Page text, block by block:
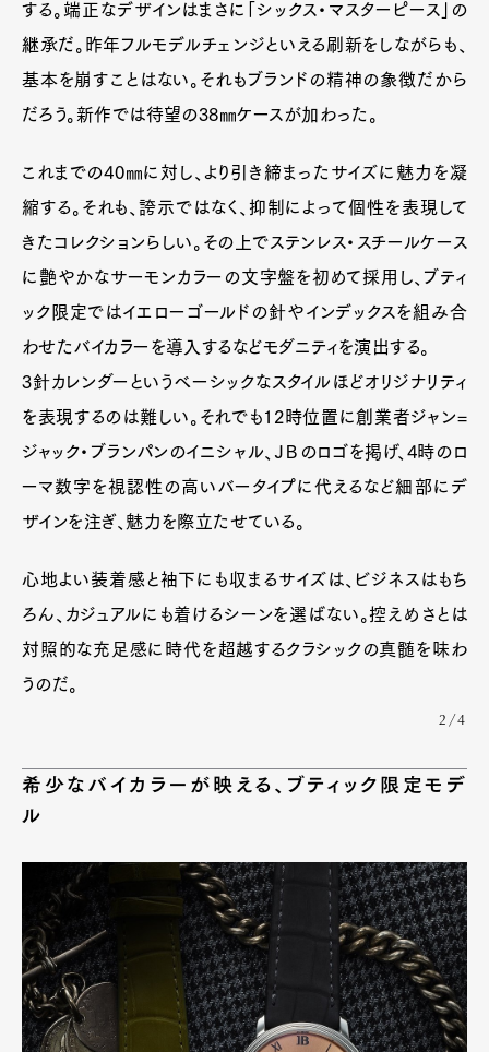
する。端正なデザインはまさに「シックス・マスターピース」の
継承だ。昨年フルモデルチェンジといえる刷新をしながらも、
基本を崩すことはない。それもブランドの精神の象徴だから
だろう。新作では待望の38㎜ケースが加わった。
これまでの40㎜に対し、より引き締まったサイズに魅力を凝
縮する。それも、誇示ではなく、抑制によって個性を表現して
きたコレクションらしい。その上でステンレス・スチールケース
に艶やかなサーモンカラーの文字盤を初めて採用し、ブティ
ック限定ではイエローゴールドの針やインデックスを組み合
わせたバイカラーを導入するなどモダニティを演出する。
3針カレンダーというベーシックなスタイルほどオリジナリティ
を表現するのは難しい。それでも12時位置に創業者ジャン=
ジャック・ブランパンのイニシャル、ＪＢのロゴを掲げ、4時のロ
ーマ数字を視認性の高いバータイプに代えるなど細部にデ
ザインを注ぎ、魅力を際立たせている。
心地よい装着感と袖下にも収まるサイズは、ビジネスはもち
ろん、カジュアルにも着けるシーンを選ばない。控えめさとは
対照的な充足感に時代を超越するクラシックの真髄を味わ
うのだ。
2/4
希少なバイカラーが映える、ブティック限定モデ
ル